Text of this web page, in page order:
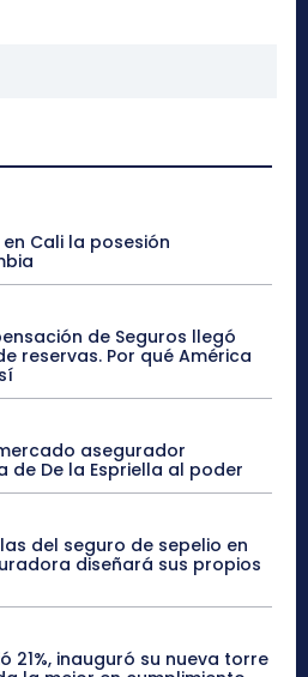
Cali la posesión
de Seguros llegó
reservas. Por qué América
asegurador
De la Espriella al poder
del seguro de sepelio en
diseñará sus propios
21%, inauguró su nueva torre